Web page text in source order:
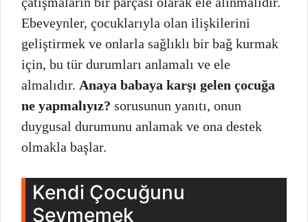
Ebeveynler, çocuklarıyla olan ilişkilerini
geliştirmek ve onlarla sağlıklı bir bağ kurmak
için, bu tür durumları anlamalı ve ele
almalıdır. Anaya babaya karşı gelen çocuğa
ne yapmalıyız? sorusunun yanıtı, onun
duygusal durumunu anlamak ve ona destek
olmakla başlar.
Kendi Çocuğunu
Sevmemek